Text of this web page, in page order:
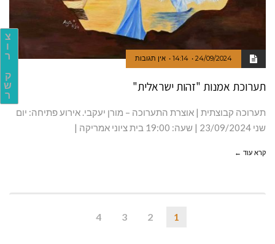
צ
ו
ר
ק
ש
ר
24/09/2024
14:14 אין תגובות
תערוכת אמנות "זהות ישראלית"
תערוכה קבוצתית | אוצרת התערוכה – מורן יעקבי. אירוע פתיחה: יום
שני 23/09/2024 | שעה: 19:00 בית ציוני אמריקה |
קרא עוד ←
1
2
3
4